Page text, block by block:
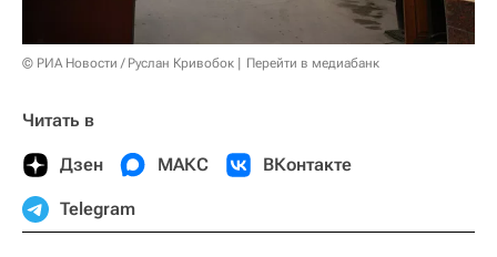
© РИА Новости / Руслан Кривобок Перейти в медиабанк
Читать в
Дзен МАКС ВКонтакте
Telegram